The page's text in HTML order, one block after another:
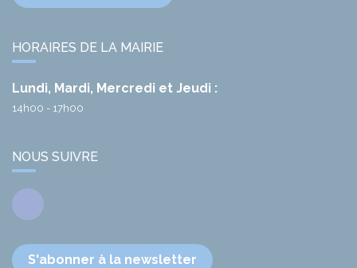
HORAIRES DE LA MAIRIE
Lundi, Mardi, Mercredi et Jeudi :
14h00 - 17h00
NOUS SUIVRE
Facebook
S'abonner à la newsletter